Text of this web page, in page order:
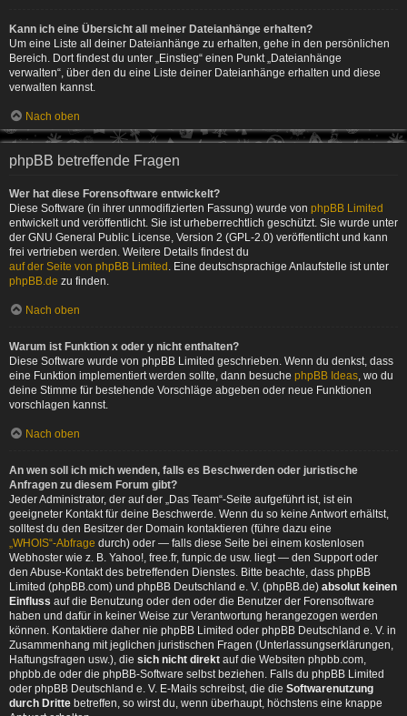
Kann ich eine Übersicht all meiner Dateianhänge erhalten?
Um eine Liste all deiner Dateianhänge zu erhalten, gehe in den persönlichen
Bereich. Dort findest du unter „Einstieg“ einen Punkt „Dateianhänge
verwalten“, über den du eine Liste deiner Dateianhänge erhalten und diese
verwalten kannst.
Nach oben
phpBB betreffende Fragen
Wer hat diese Forensoftware entwickelt?
Diese Software (in ihrer unmodifizierten Fassung) wurde von phpBB Limited
entwickelt und veröffentlicht. Sie ist urheberrechtlich geschützt. Sie wurde unter
der GNU General Public License, Version 2 (GPL-2.0) veröffentlicht und kann
frei vertrieben werden. Weitere Details findest du
auf der Seite von phpBB Limited . Eine deutschsprachige Anlaufstelle ist unter
phpBB.de zu finden.
Nach oben
Warum ist Funktion x oder y nicht enthalten?
Diese Software wurde von phpBB Limited geschrieben. Wenn du denkst, dass
eine Funktion implementiert werden sollte, dann besuche phpBB Ideas, wo du
deine Stimme für bestehende Vorschläge abgeben oder neue Funktionen
vorschlagen kannst.
Nach oben
An wen soll ich mich wenden, falls es Beschwerden oder juristische
Anfragen zu diesem Forum gibt?
Jeder Administrator, der auf der „Das Team“-Seite aufgeführt ist, ist ein
geeigneter Kontakt für deine Beschwerde. Wenn du so keine Antwort erhältst,
solltest du den Besitzer der Domain kontaktieren (führe dazu eine
„WHOIS“-Abfrage durch) oder — falls diese Seite bei einem kostenlosen
Webhoster wie z. B. Yahoo!, free.fr, funpic.de usw. liegt — den Support oder
den Abuse-Kontakt des betreffenden Dienstes. Bitte beachte, dass phpBB
Limited (phpBB.com) und phpBB Deutschland e. V. (phpBB.de) absolut keinen
Einfluss auf die Benutzung oder den oder die Benutzer der Forensoftware
haben und dafür in keiner Weise zur Verantwortung herangezogen werden
können. Kontaktiere daher nie phpBB Limited oder phpBB Deutschland e. V. in
Zusammenhang mit jeglichen juristischen Fragen (Unterlassungserklärungen,
Haftungsfragen usw.), die sich nicht direkt auf die Websiten phpbb.com,
phpbb.de oder die phpBB-Software selbst beziehen. Falls du phpBB Limited
oder phpBB Deutschland e. V. E-Mails schreibst, die die Softwarenutzung
durch Dritte betreffen, so wirst du, wenn überhaupt, höchstens eine knappe